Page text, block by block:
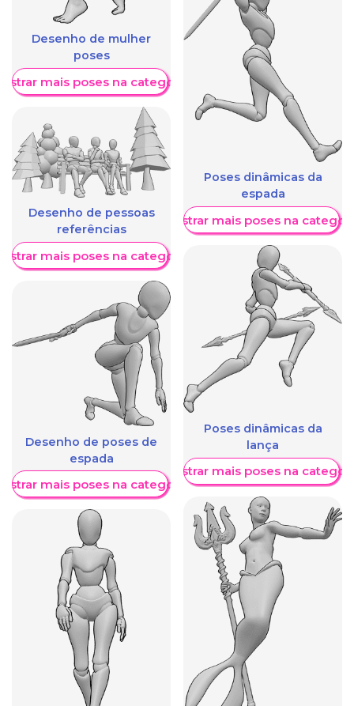
Desenho de mulher
poses
mais poses na categoria
Desenho de pessoas
referências
mais poses na categoria
Desenho de poses de
espada
mais poses na categoria
Poses dinâmicas da
espada
Mostrar mais poses na
Poses dinâmicas da
lança
Mostrar mais poses na